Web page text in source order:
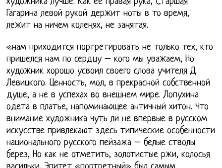
Гагарина левой рукой держит ноты в то время,
лежит на ничем коленях, не занятая.
«нам приходится портретировать не только тех, кто
пришелся нам по сердцу – кого мы уважаем, Но
художник хорошо усвоил своего слова учителя Д.
Левицкого. Ценность, мол, в прекрасной собственной
душе, а не в успехах во внешнем мире. Лопухина
одета в платье, напоминающее античный хитон. Что
внимание художника чуть ли не впервые в русском
искусстве привлекают здесь типические особенности
национального русского пейзажа – белые стволы
берез, Но как не отметить, золотистые ржи, колосья